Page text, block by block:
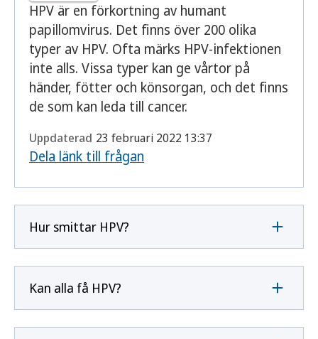
HPV är en förkortning av humant
papillomvirus. Det finns över 200 olika
typer av HPV. Ofta märks HPV-infektionen
inte alls. Vissa typer kan ge vårtor på
händer, fötter och könsorgan, och det finns
de som kan leda till cancer.
Uppdaterad 23 februari 2022 13:37
Dela länk till frågan
Hur smittar HPV?
Kan alla få HPV?